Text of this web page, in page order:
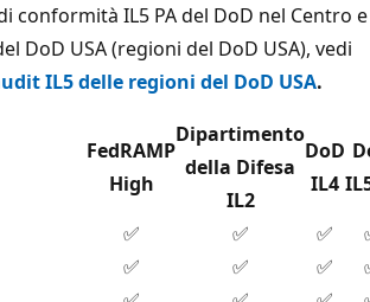
conformità IL5 PA del DoD nel Centro e
DoD USA (regioni del DoD USA), vedi
IL5 delle regioni del DoD USA.
FedRAMP
High
Dipartimento
della Difesa
IL2
DoD
IL4
✅ ✅ ✅
✅ ✅ ✅